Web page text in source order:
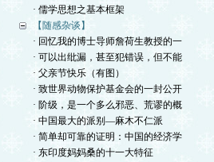
· 儒学思想之基本框架
【随感杂谈】
· 回忆我的博士导师詹荷生教授的一
· 可以出纰漏，甚至犯错误，但不能
· 父亲节快乐（有图）
· 致世界动物保护基金会的一封公开
· 阶级，是一个多么邪恶、荒谬的概
· 中国最大的派别—麻木不仁派
· 简单却可靠的证明：中国的经济学
· 东印度妈妈桑的十一大特征